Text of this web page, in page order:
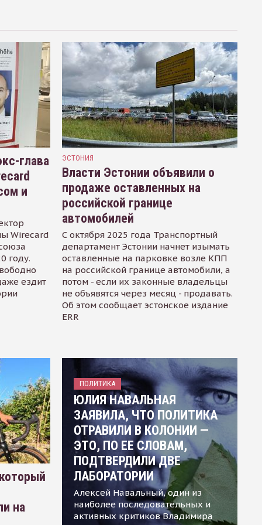
глава
и
Wirecard
году.
ездит
ЭСТОНИЯ
Власти Эстонии объявили о
продаже оставленных на
российской границе
автомобилей
С октября 2025 года Транспортный
департамент Эстонии начнет изымать
оставленные на парковке возле КПП
на российской границе автомобили, а
потом - если их законные владельцы
не объявятся через месяц - продавать.
Об этом сообщает эстонское издание
ERR
на
ПОЛИТИКА
ЮЛИЯ НАВАЛЬНАЯ
ЗАЯВИЛА, ЧТО ПОЛИТИКА
ОТРАВИЛИ В КОЛОНИИ —
ЭТО, ПО ЕЕ СЛОВАМ,
ПОДТВЕРДИЛИ ДВЕ
ЛАБОРАТОРИИ
Алексей Навальный, один из
наиболее последовательных и
активных критиков Владимира